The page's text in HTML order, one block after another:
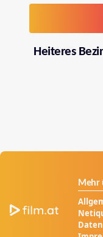
Heiteres
Mehr